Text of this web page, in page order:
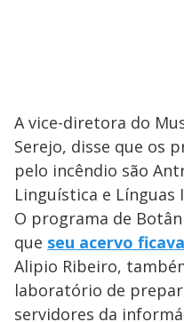
A vice-diretora do
Serejo, disse que os
pelo incêndio são
Linguística e Línguas
O programa de
que seu acervo
Alipio Ribeiro,
laboratório de
servidores da